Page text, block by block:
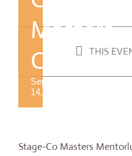
THIS
Masters
Class
September
14, 2014
Stage-Co Masters